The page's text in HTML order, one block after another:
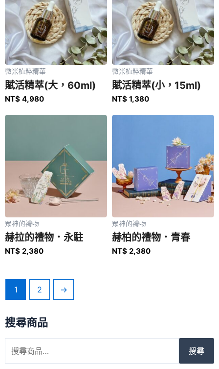
搜尋商品
搜尋
微米植粹精華
賦活精萃(大，60ml)
NT$ 4,980
微米植粹精華
賦活精萃(小，15ml)
NT$ 1,380
眾神的禮物
赫拉的禮物．永駐
NT$ 2,380
眾神的禮物
赫柏的禮物．青春
NT$ 2,380
1 2 →